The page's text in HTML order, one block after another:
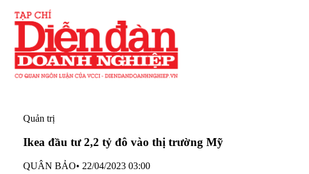
Quản trị
Ikea đầu tư 2,2 tỷ đô vào thị trường Mỹ
QUÂN BẢO• 22/04/2023 03:00